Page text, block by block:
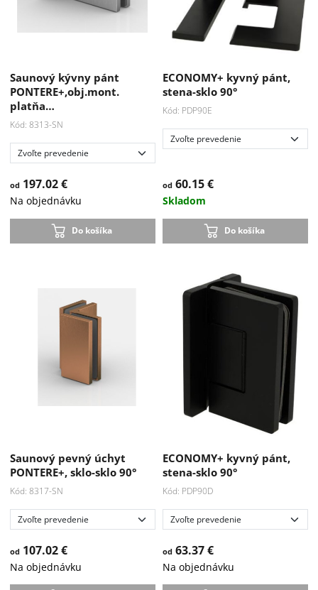
Saunový kývny pánt
PONTERE+,obj.mont.
platňa…
Kód: 8313-SN
od197.02 €
Na objednávku
Do košíka
ECONOMY+ kyvný pánt,
stena-sklo 90°
Kód: PDP90E
od 60.15 €
Skladom
Do košíka
Saunový pevný úchyt
PONTERE+, sklo-sklo 90°
Kód: 8317-SN
od107.02 €
Na objednávku
ECONOMY+ kyvný pánt,
stena-sklo 90°
Kód: PDP90D
od 63.37 €
Na objednávku